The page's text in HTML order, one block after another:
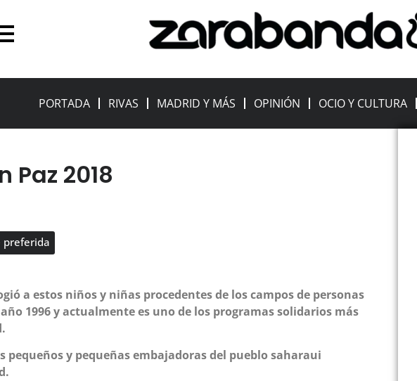
PORTADA RIVAS MADRID Y MÁS OPINIÓN OCIO Y CULTURA
Paz 2018
preferida
a estos niños y niñas procedentes de los campos de personas
1996 y actualmente es uno de los programas solidarios más
pequeños y pequeñas embajadoras del pueblo saharaui